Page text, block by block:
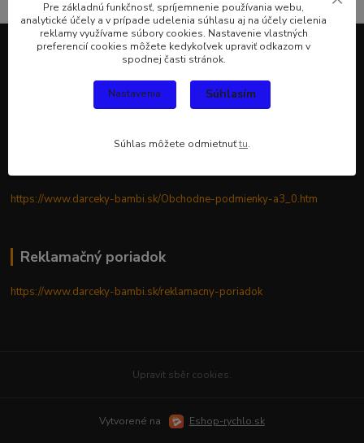
https://www.darceky-bambi.sk/gdpr
https://www.darceky-bambi.sk/Obchodne-podmienky-a3_0.htm
Reklamačný poriadok
https://www.darceky-bambi.sk/reklamacny-poriadok
Upravit sběr cookies.
Vytvorené na Eshop-rychlo.sk
Pre základnú funkčnosť, spríjemnenie používania webu,
analytické účely a v prípade udelenia súhlasu aj na účely cielenia
reklamy využívame súbory cookies. Nastavenie vlastných
preferencií cookies môžete kedykoľvek upraviť odkazom v
spodnej časti stránok.
Nastavenia Súhlasím
Súhlas môžete odmietnuťtu.